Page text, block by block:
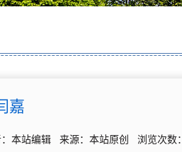
嘉
：本站编辑 来源：本站原创 浏览次数：